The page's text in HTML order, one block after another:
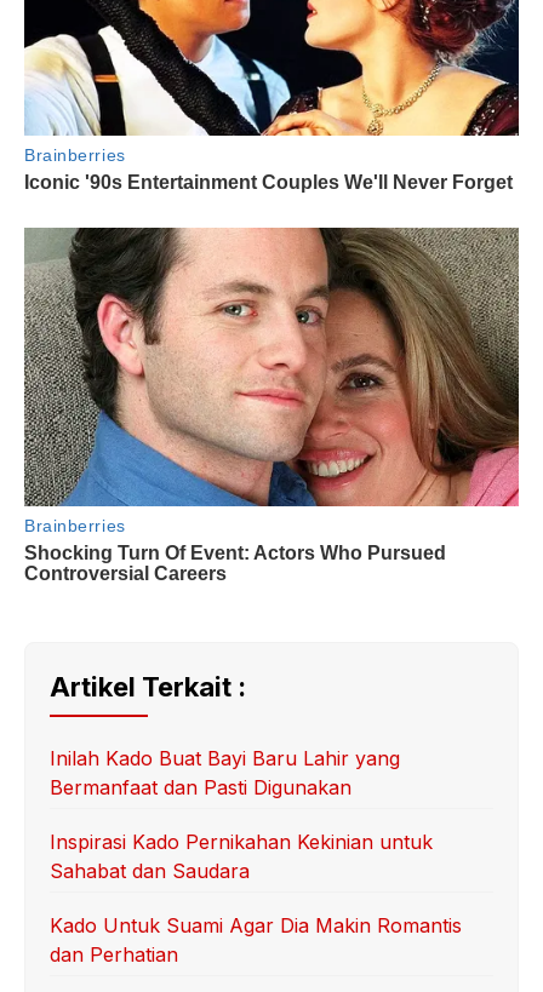
Artikel Terkait :
Inilah Kado Buat Bayi Baru Lahir yang
Bermanfaat dan Pasti Digunakan
Inspirasi Kado Pernikahan Kekinian untuk
Sahabat dan Saudara
Kado Untuk Suami Agar Dia Makin Romantis
dan Perhatian